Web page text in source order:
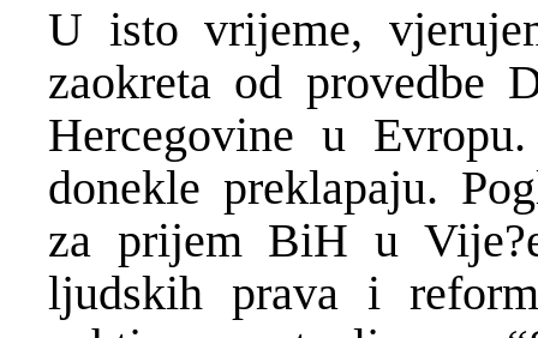
U isto vrijeme,
zaokreta od provedbe
Hercegovine u
donekle preklapaju.
za prijem BiH u
ljudskih prava i